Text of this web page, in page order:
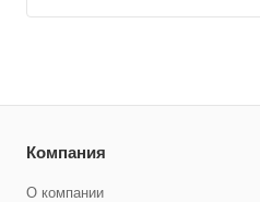
Компания
О компании